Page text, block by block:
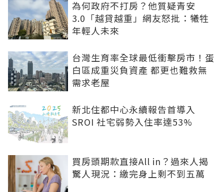
為何政府不打房？他質疑青安
3.0「越貸越重」網友怒批：犧牲
年輕人未來
台灣生育率全球最低衝擊房市！蛋
白區成重災負資產 都更也難救無
需求老屋
新北住都中心永續報告首導入
SROI 社宅弱勢入住率達53%
買房頭期款直接All in？過來人揭
驚人現況：繳完身上剩不到五萬